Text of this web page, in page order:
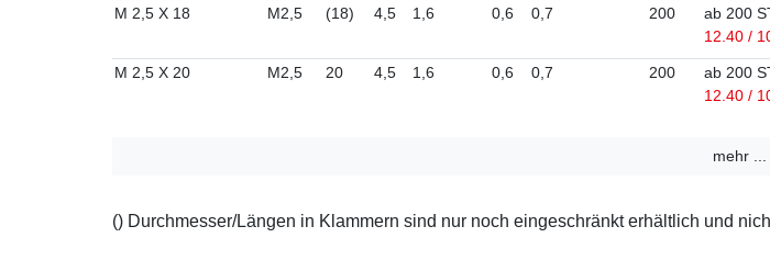
M 2,5 X 18 M2,5 (18) 4,5 1,6 0,6 0,7 200
ab 200
12.40 /
M 2,5 X 20 M2,5 20 4,5 1,6 0,6 0,7 200
ab 200
12.40 /
mehr ...
() Durchmesser/Längen in Klammern sind nur noch eingeschränkt erhältlich und